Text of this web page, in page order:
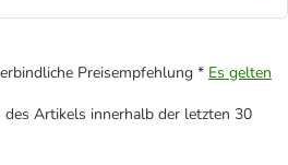
Preisempfehlung * Es gelten
Artikels innerhalb der letzten 30